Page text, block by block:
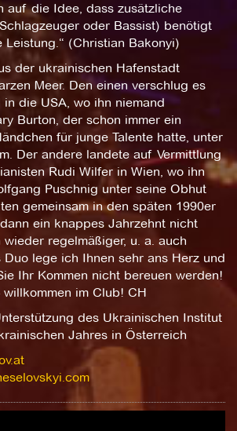
auf die Idee, dass zusätzliche
oder Bassist) benötigt
Leistung.“ (Christian Bakonyi)
der ukrainischen Hafenstadt
Meer. Den einen verschlug es
die USA, wo ihn niemand
Burton, der schon immer ein
für junge Talente hatte, unter
Der andere landete auf Vermittlung
Rudi Wilfer in Wien, wo ihn
Puschnig unter seine Obhut
gemeinsam in den späten 1990er
ein knappes Jahrzehnt nicht
wieder regelmäßiger, u. a. auch
Duo lege ich Ihnen sehr ans Herz und
Ihr Kommen nicht bereuen werden!
im Club! CH
des Ukrainischen Institut
Jahres in Österreich